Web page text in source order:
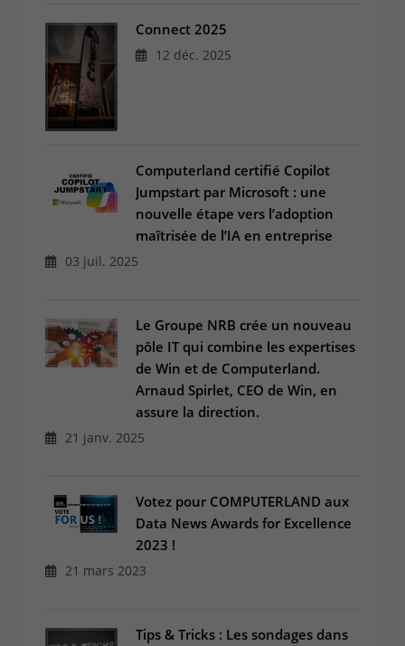
Connect 2025
12 déc. 2025
Computerland certifié Copilot
Jumpstart par Microsoft : une
nouvelle étape vers l’adoption
maîtrisée de l’IA en entreprise
03 juil. 2025
Le Groupe NRB crée un nouveau
pôle IT qui combine les expertises
de Win et de Computerland.
Arnaud Spirlet, CEO de Win, en
assure la direction.
21 janv. 2025
Votez pour COMPUTERLAND aux
Data News Awards for Excellence
2023 !
21 mars 2023
Tips & Tricks : Les sondages dans